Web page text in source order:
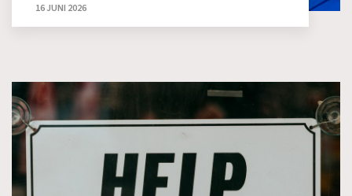
16 JUNI 2026